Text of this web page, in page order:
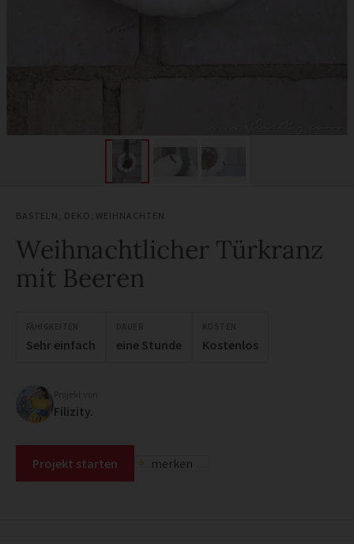
BASTELN DEKO WEIHNACHTEN
Weihnachtlicher Türkranz
mit Beeren
Sehr einfach eine Stunde Kostenlos
Filizity.
Projekt starten merken